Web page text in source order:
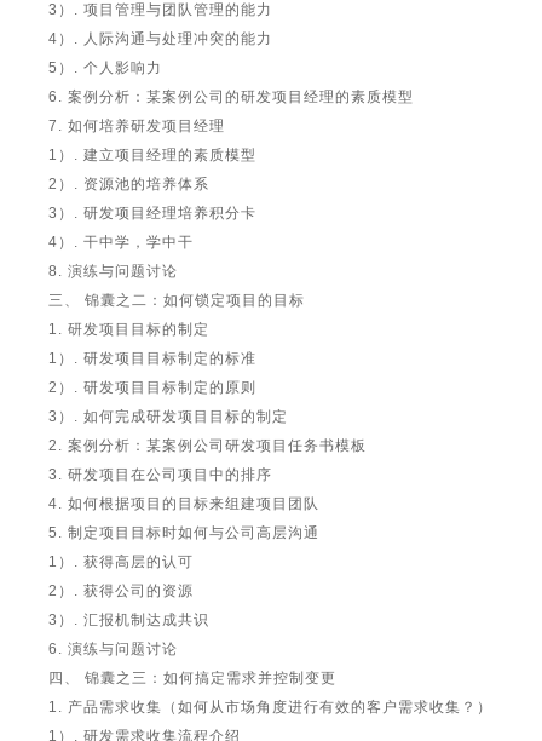
3）. 项目管理与团队管理的能力
4）. 人际沟通与处理冲突的能力
5）. 个人影响力
6. 案例分析：某案例公司的研发项目经理的素质模型
7. 如何培养研发项目经理
1）. 建立项目经理的素质模型
2）. 资源池的培养体系
3）. 研发项目经理培养积分卡
4）. 干中学，学中干
8. 演练与问题讨论
三、 锦囊之二：如何锁定项目的目标
1. 研发项目目标的制定
1）. 研发项目目标制定的标准
2）. 研发项目目标制定的原则
3）. 如何完成研发项目目标的制定
2. 案例分析：某案例公司研发项目任务书模板
3. 研发项目在公司项目中的排序
4. 如何根据项目的目标来组建项目团队
5. 制定项目目标时如何与公司高层沟通
1）. 获得高层的认可
2）. 获得公司的资源
3）. 汇报机制达成共识
6. 演练与问题讨论
四、 锦囊之三：如何搞定需求并控制变更
1. 产品需求收集（如何从市场角度进行有效的客户需求收集？）
1）. 研发需求收集流程介绍